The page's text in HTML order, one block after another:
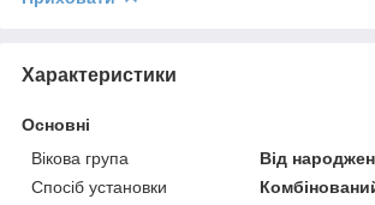
Характеристики
Основні
Вікова група
Від
Спосіб установки